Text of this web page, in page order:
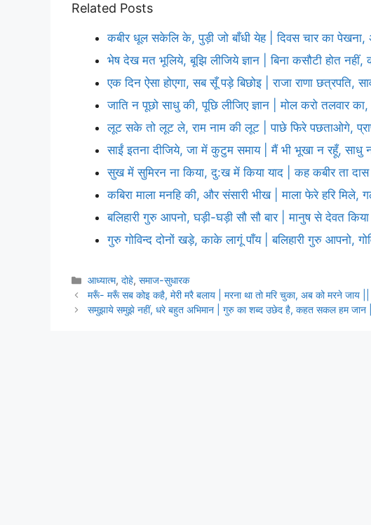
Related Posts
कबीर धूल सकेलि के, पुड़ी जो बाँधी येह | दिवस चार का
भेष देख मत भूलिये, बूझि लीजिये ज्ञान | बिना कसौटी होत नहीं,
एक दिन ऐसा होएगा, सब सूँ पड़े बिछोइ | राजा राणा छत्रपति,
जाति न पूछो साधु की, पूछि लीजिए ज्ञान | मोल करो तलवार का,
लूट सके तो लूट ले, राम नाम की लूट | पाछे फिरे पछताओगे,
साईं इतना दीजिये, जा में कुटुम समाय | मैं भी भूखा न रहूँ, साधु
सुख में सुमिरन ना किया, दु:ख में किया याद | कह कबीर ता
कबिरा माला मनहि की, और संसारी भीख | माला फेरे हरि मिले,
बलिहारी गुरु आपनो, घड़ी-घड़ी सौ सौ बार | मानुष से देवत किया
गुरु गोविन्द दोनों खड़े, काके लागूं पाँय | बलिहारी गुरु आपनो,
Categories
आध्यात्म,दोहे,समाज-सुधारक
मरूँ- मरूँ सब कोइ कहै, मेरी मरै बलाय | मरना था तो मरि चुका, अब को मरने जाय ||
समुझाये समुझे नहीं, धरे बहुत अभिमान | गुरु का शब्द उछेद है, कहत सकल हम जान ||